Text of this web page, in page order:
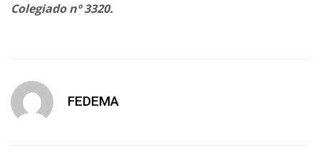
Colegiado nº 3320.
FEDEMA